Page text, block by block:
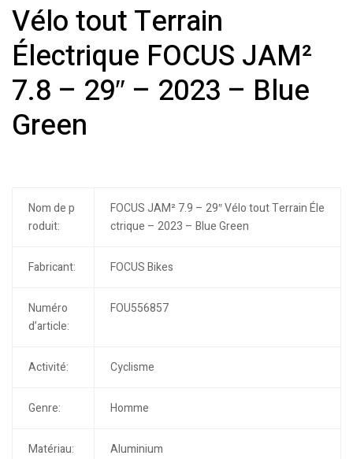
Vélo tout Terrain
Électrique FOCUS JAM²
7.8 – 29″ – 2023 – Blue
Green
Nom de p
roduit:
FOCUS JAM² 7.9 – 29″ Vélo tout Terrain Éle
ctrique – 2023 – Blue Green
Fabricant: FOCUS Bikes
Numéro
d’article:
FOU556857
Activité: Cyclisme
Genre: Homme
Matériau: Aluminium